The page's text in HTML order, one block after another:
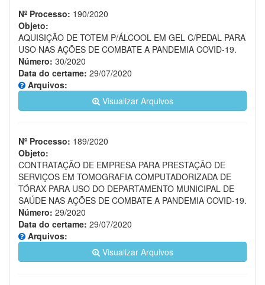
Nº Processo: 190/2020
Objeto:
AQUISIÇÃO DE TOTEM P/ÁLCOOL EM GEL C/PEDAL PARA
USO NAS AÇÕES DE COMBATE A PANDEMIA COVID-19.
Número: 30/2020
Data do certame: 29/07/2020
Arquivos:
Visualizar Arquivos
Nº Processo: 189/2020
Objeto:
CONTRATAÇÃO DE EMPRESA PARA PRESTAÇÃO DE
SERVIÇOS EM TOMOGRAFIA COMPUTADORIZADA DE
TÓRAX PARA USO DO DEPARTAMENTO MUNICIPAL DE
SAÚDE NAS AÇÕES DE COMBATE A PANDEMIA COVID-19.
Número: 29/2020
Data do certame: 29/07/2020
Arquivos:
Visualizar Arquivos